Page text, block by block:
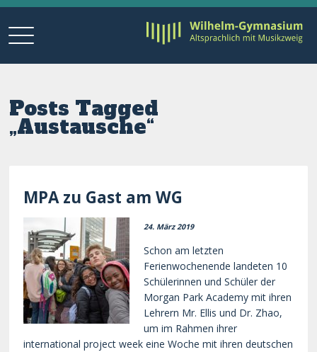
Posts Tagged
„Austausche“
MPA zu Gast am WG
24. März 2019
Schon am letzten
Ferienwochenende landeten 10
Schülerinnen und Schüler der
Morgan Park Academy mit ihren
Lehrern Mr. Ellis und Dr. Zhao,
um im Rahmen ihrer
international project week eine Woche mit ihren deutschen